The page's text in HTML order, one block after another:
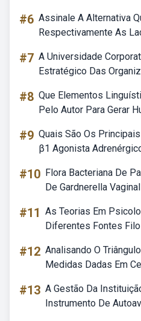
#6 Assinale A Alternativa
Respectivamente As
#7 A Universidade
Estratégico Das
#8 Que Elementos
Pelo Autor Para Gerar
#9 Quais São Os
β1 Agonista
#10 Flora Bacteriana De
De Gardnerella
#11 As Teorias Em
Diferentes Fontes
#12 Analisando O
Medidas Dadas Em
#13 A Gestão Da
Instrumento De